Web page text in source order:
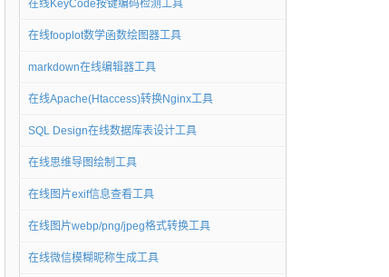
在线KeyCode按键编码检测工具
在线fooplot数学函数绘图器工具
markdown在线编辑器工具
在线Apache(Htaccess)转换Nginx工具
SQL Design在线数据库表设计工具
在线思维导图绘制工具
在线图片exif信息查看工具
在线图片webp/png/jpeg格式转换工具
在线微信模糊昵称生成工具